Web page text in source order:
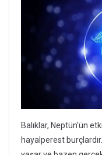
Balıklar, Neptün’ün
hayalperest